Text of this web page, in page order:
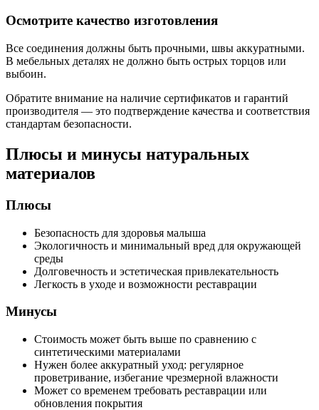
Осмотрите качество изготовления
Все соединения должны быть прочными, швы аккуратными.
В мебельных деталях не должно быть острых торцов или
выбоин.
Обратите внимание на наличие сертификатов и гарантий
производителя — это подтверждение качества и соответствия
стандартам безопасности.
Плюсы и минусы натуральных
материалов
Плюсы
Безопасность для здоровья малыша
Экологичность и минимальный вред для окружающей
среды
Долговечность и эстетическая привлекательность
Легкость в уходе и возможности реставрации
Минусы
Стоимость может быть выше по сравнению с
синтетическими материалами
Нужен более аккуратный уход: регулярное
проветривание, избегание чрезмерной влажности
Может со временем требовать реставрации или
обновления покрытия